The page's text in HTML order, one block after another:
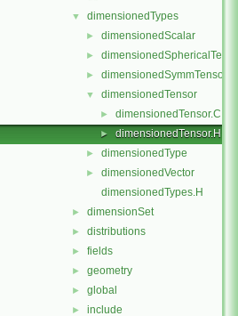
▼ dimensionedTypes
► dimensionedScalar
► dimensionedSphericalTensor
► dimensionedSymmTensor
▼ dimensionedTensor
► dimensionedTensor.C
► dimensionedTensor.H
► dimensionedType
►
dimensionedVector
dimensionedTypes.H
► dimensionSet
► distributions
► fields
► geometry
► global
► include